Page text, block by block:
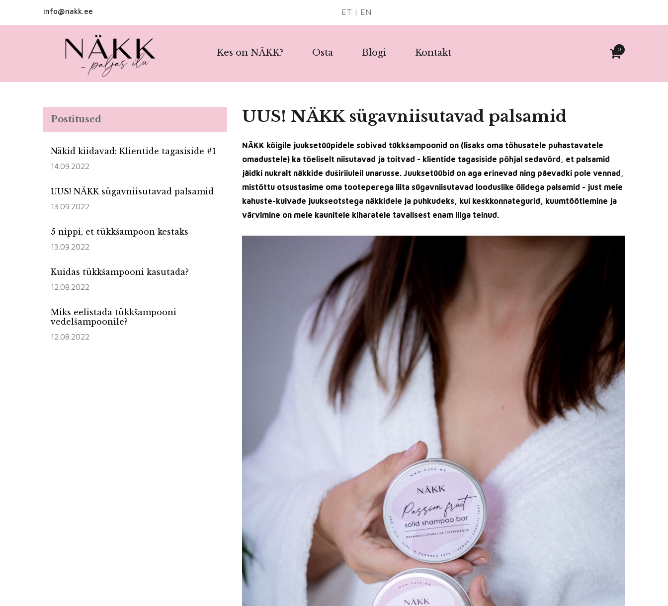
info@nakk.ee ET | EN
Kes on NÄKK? Osta Blogi Kontakt 0
UUS! NÄKK sügavniisutavad palsamid
NÄKK kõigile juuksetüüpidele sobivad tükkšampoonid on (lisaks oma tõhusatele puhastavatele
omadustele) ka tõeliselt niisutavad ja toitvad - klientide tagasiside põhjal sedavõrd, et palsamid
jäidki nukralt näkkide duširiiuleil unarusse. Juuksetüübid on aga erinevad ning päevadki pole vennad,
mistõttu otsustasime oma tooteperega liita sügavniisutavad looduslike õlidega palsamid - just meie
kahuste-kuivade juukseotstega näkkidele ja puhkudeks, kui keskkonnategurid, kuumtöötlemine ja
värvimine on meie kaunitele kiharatele tavalisest enam liiga teinud.
Postitused
Näkid kiidavad: Klientide tagasiside #1
14.09.2022
UUS! NÄKK sügavniisutavad palsamid
13.09.2022
5 nippi, et tükkšampoon kestaks
13.09.2022
Kuidas tükkšampooni kasutada?
12.08.2022
Miks eelistada tükkšampooni
vedelšampoonile?
12.08.2022